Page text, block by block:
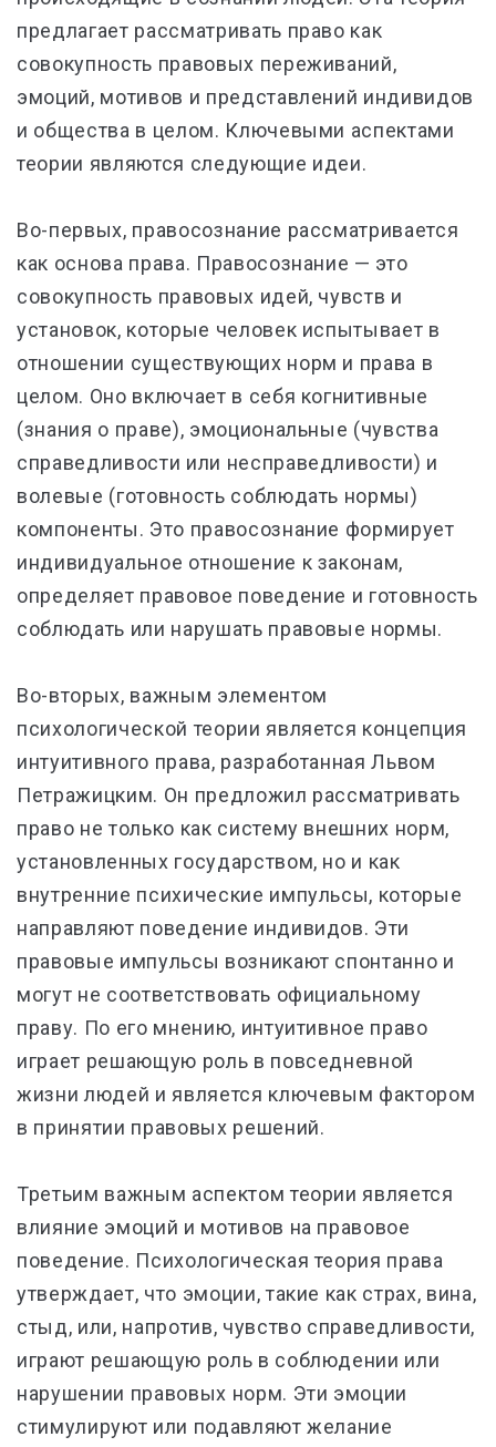
предлагает рассматривать право как
совокупность правовых переживаний,
эмоций, мотивов и представлений индивидов
и общества в целом. Ключевыми аспектами
теории являются следующие идеи.
Во-первых, правосознание рассматривается
как основа права. Правосознание — это
совокупность правовых идей, чувств и
установок, которые человек испытывает в
отношении существующих норм и права в
целом. Оно включает в себя когнитивные
(знания о праве), эмоциональные (чувства
справедливости или несправедливости) и
волевые (готовность соблюдать нормы)
компоненты. Это правосознание формирует
индивидуальное отношение к законам,
определяет правовое поведение и готовность
соблюдать или нарушать правовые нормы.
Во-вторых, важным элементом
психологической теории является концепция
интуитивного права, разработанная Львом
Петражицким. Он предложил рассматривать
право не только как систему внешних норм,
установленных государством, но и как
внутренние психические импульсы, которые
направляют поведение индивидов. Эти
правовые импульсы возникают спонтанно и
могут не соответствовать официальному
праву. По его мнению, интуитивное право
играет решающую роль в повседневной
жизни людей и является ключевым фактором
в принятии правовых решений.
Третьим важным аспектом теории является
влияние эмоций и мотивов на правовое
поведение. Психологическая теория права
утверждает, что эмоции, такие как страх, вина,
стыд, или, напротив, чувство справедливости,
играют решающую роль в соблюдении или
нарушении правовых норм. Эти эмоции
стимулируют или подавляют желание